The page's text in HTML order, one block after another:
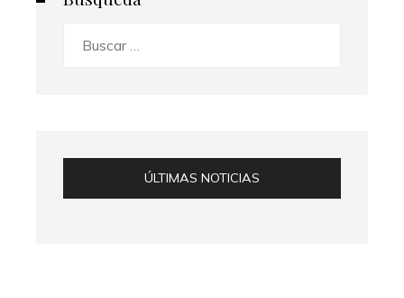
ÚLTIMAS NOTICIAS